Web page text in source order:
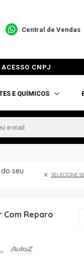
Central de Vendas
ACESSO CNPJ
E QUÍMICOS
do seu
SELECIONE
Reparo